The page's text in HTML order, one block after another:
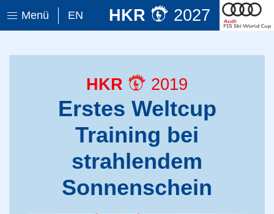
Menü EN HKR 2027
HKR 2019
Erstes Weltcup
Training bei
strahlendem
Sonnenschein